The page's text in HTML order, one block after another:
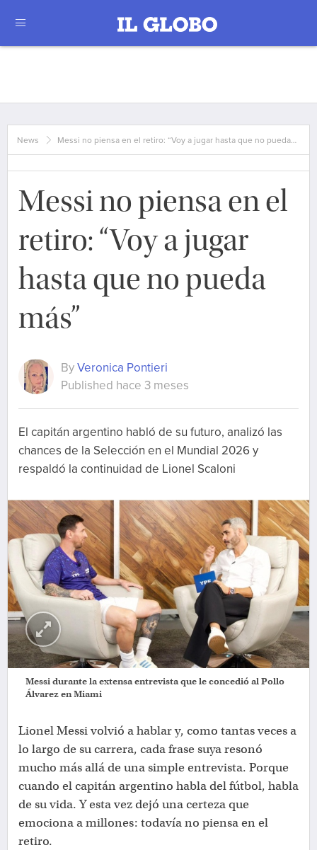
News Messi no piensa en el retiro: “Voy a jugar hasta que no pueda…
Messi no piensa en el
retiro: “Voy a jugar
hasta que no pueda
más”
ByVeronica Pontieri
Published hace 3 meses
El capitán argentino habló de su futuro, analizó las
chances de la Selección en el Mundial 2026 y
respaldó la continuidad de Lionel Scaloni
Messi durante la extensa entrevista que le concedió al Pollo
Álvarez en Miami
Lionel Messi volvió a hablar y, como tantas veces a
lo largo de su carrera, cada frase suya resonó
mucho más allá de una simple entrevista. Porque
cuando el capitán argentino habla del fútbol, habla
de su vida. Y esta vez dejó una certeza que
emociona a millones: todavía no piensa en el
retiro.